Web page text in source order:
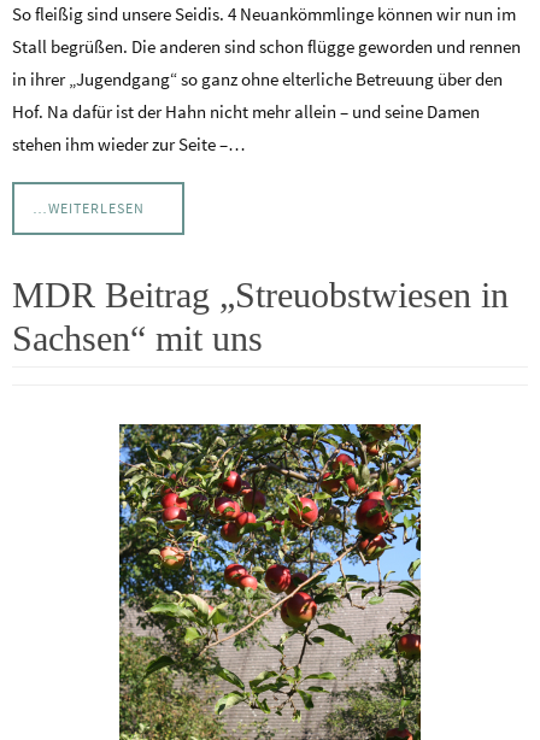
So fleißig sind unsere Seidis. 4 Neuankömmlinge können wir nun im
Stall begrüßen. Die anderen sind schon flügge geworden und rennen
in ihrer „Jugendgang“ so ganz ohne elterliche Betreuung über den
Hof. Na dafür ist der Hahn nicht mehr allein – und seine Damen
stehen ihm wieder zur Seite –…
…WEITERLESEN
MDR Beitrag „Streuobstwiesen in
Sachsen“ mit uns